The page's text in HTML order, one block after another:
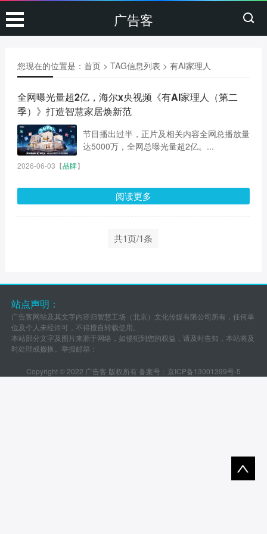
广告客
您现在的位置是： 首页> TAG信息列表 > 有AI家理人
全网曝光量超2亿，海尔x央视频《有AI家理人（第二
季）》打造智慧家居焕新范
节目播出过半，正片及相关内容全网总播放量
达5000万，全网总曝光量超2亿。...
2026-06-03 【品牌】
阅读更多
共1页/1条
站点声明：
广告客网站及其文字内容归智慧工场（北京）文化传媒有限公司所有，任何单
位及个人未经许可，不得擅自转载使用。
本站部分文字及图片来源于网络，如侵犯到您的权益，请及时告知，本站将及
时处理或撤换。举报邮箱：
Copyright © 2022 广告客 版权所有 备案号： 京ICP备13001399号-5